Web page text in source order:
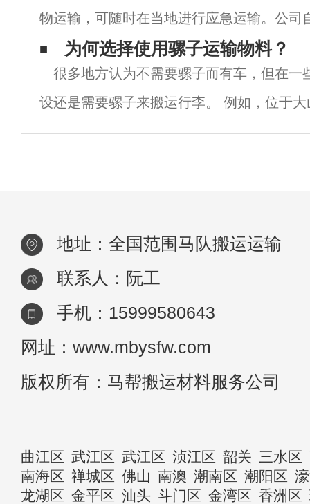
物运输，可随时在当地进行应急运输。公司
着诚信是生活、客户第壹的原则，经过市场
了众多客户的信任和认可。山路上有许多骡
为何选择使用骡子运输物料？
很多地方认为不需要骡子而有车，但在一
设还是需要骡子来搬运行李。 例如，位于
电力塔，很多人认为它不应该被直升机吊起
地址：全国范围马队搬运运输
联系人：阮工
手机：15999580643
网址：www.mbysfw.com
版权所有：马帮搬运材料服务公司
曲江区 武江区 武江区 浈江区 韶关 三水区
南海区 禅城区 佛山 南澳 潮南区 潮阳区
龙湖区 金平区 汕头 斗门区 金湾区 香洲区